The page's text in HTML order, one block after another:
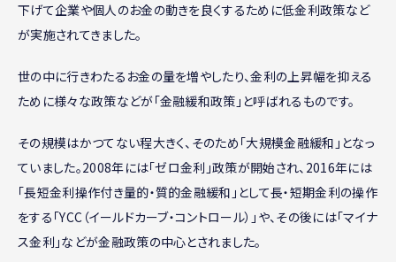
下げて企業や個人のお金の動きを良くするために低金利政策など
が実施されてきました。
世の中に行きわたるお金の量を増やしたり、金利の上昇幅を抑える
ために様々な政策などが「金融緩和政策」と呼ばれるものです。
その規模はかつてない程大きく、そのため「大規模金融緩和」となっ
ていました。2008年には「ゼロ金利」政策が開始され、2016年には
「長短金利操作付き量的・質的金融緩和」として長・短期金利の操作
をする「YCC（イールドカーブ・コントロール）」や、その後には「マイナ
ス金利」などが金融政策の中心とされました。